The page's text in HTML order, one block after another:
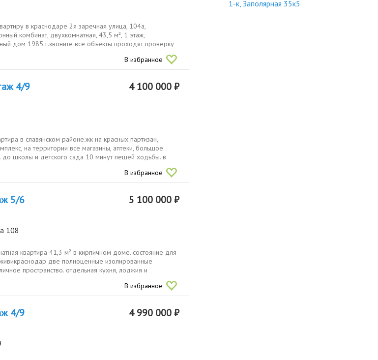
в краснодаре 2я заречная улица, 104а,
комбинат, двухкомнатная, 43,5 м², 1 этаж,
дом 1985 г.звоните все объекты проходят проверку
В избранное
4/9 4 100 000 ₽
в славянском районе.жк на красных партизан,
на территории все магазины, аптеки, большое
до школы и детского сада 10 минут пешей ходьбы. в
В избранное
5/6 5 100 000 ₽
108
квартира 41,3 м² в кирпичном доме. состояние для
две полноценные изолированные
пространство. отдельная кухня, лоджия и
В избранное
4/9 4 990 000 ₽
1-к, Заполярная 35к5